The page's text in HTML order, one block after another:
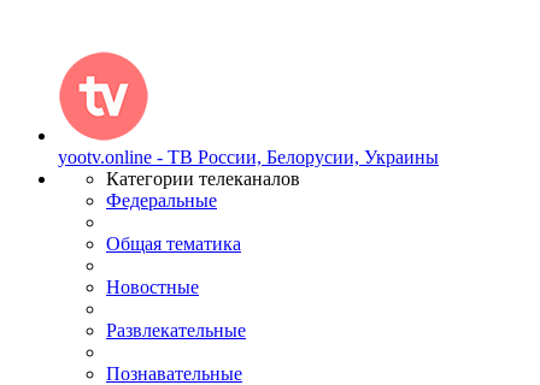
yootv.online - ТВ России, Белорусии, Украины
Категории телеканалов
Федеральные
Общая тематика
Новостные
Развлекательные
Познавательные